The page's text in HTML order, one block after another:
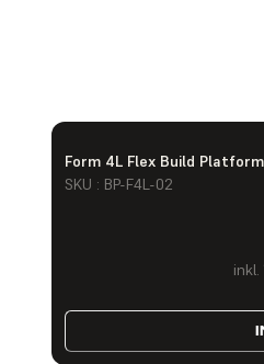
Form 4L Flex Build Platform
SKU : BP-F4L-02
inkl.